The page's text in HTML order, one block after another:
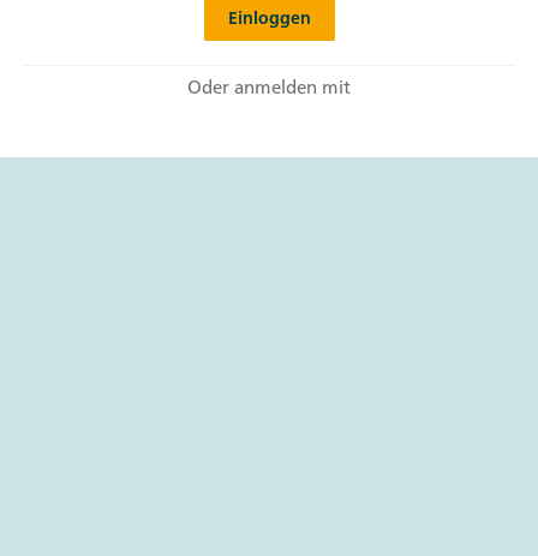
Oder anmelden mit